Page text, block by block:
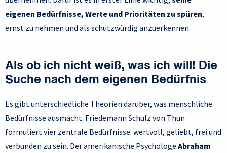
eigenen Bedürfnisse, Werte und Prioritäten zu spüren,
ernst zu nehmen und als schutzwürdig anzuerkennen.
Als ob ich nicht weiß, was ich will! Die
Suche nach dem eigenen Bedürfnis
Es gibt unterschiedliche Theorien darüber, was menschliche
Bedürfnisse ausmacht. Friedemann Schulz von Thun
formuliert vier zentrale Bedürfnisse: wertvoll, geliebt, frei und
verbunden zu sein. Der amerikanische Psychologe Abraham